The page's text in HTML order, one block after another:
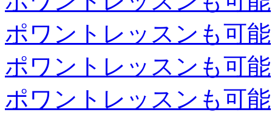
ポワントレッスンも可能
ポワントレッスンも可能
ポワントレッスンも可能